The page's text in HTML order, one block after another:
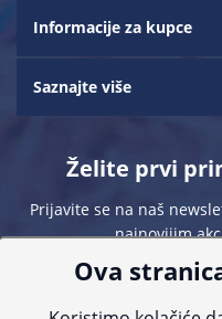
Informacije za kupce
Saznajte više
Želite prvi
Prijavite se na naš
najnovijim
Ova